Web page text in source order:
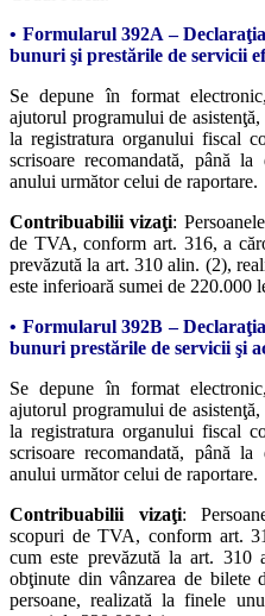
• Formularul 392A –
bunuri şi prestările de servicii
Se depune în format
ajutorul programului de
la registratura organului fiscal
scrisoare recomandată, până
anului următor celui de raportare.
Contribuabilii vizaţi:
de TVA, conform art. 316, a
prevăzută la art. 310 alin. (2),
este inferioară sumei de 220.000
• Formularul 392B –
bunuri prestările de servicii şi
Se depune în format
ajutorul programului de
la registratura organului fiscal
scrisoare recomandată, până
anului următor celui de raportare.
Contribuabilii vizaţi:
scopuri de TVA, conform art.
cum este prevăzută la art. 310
obţinute din vânzarea de bilete
persoane, realizată la finele